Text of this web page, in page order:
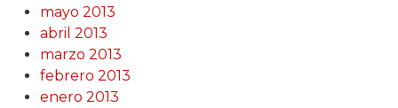
mayo 2013
abril 2013
marzo 2013
febrero 2013
enero 2013